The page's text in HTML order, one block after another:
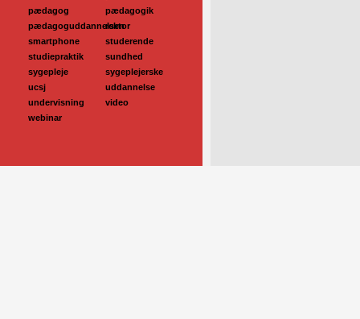
pædagog
pædagogik
pædagoguddannelsen
rektor
smartphone
studerende
studiepraktik
sundhed
sygepleje
sygeplejerske
ucsj
uddannelse
undervisning
video
webinar